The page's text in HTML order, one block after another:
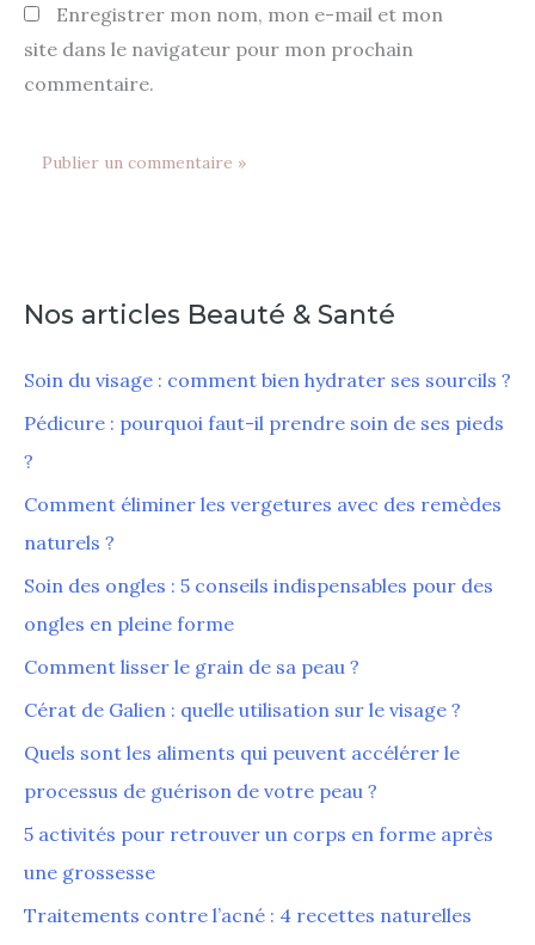
Enregistrer mon nom, mon e-mail et mon
site dans le navigateur pour mon prochain
commentaire.
Nos articles Beauté & Santé
Soin du visage : comment bien hydrater ses sourcils ?
Pédicure : pourquoi faut-il prendre soin de ses pieds
?
Comment éliminer les vergetures avec des remèdes
naturels ?
Soin des ongles : 5 conseils indispensables pour des
ongles en pleine forme
Comment lisser le grain de sa peau ?
Cérat de Galien : quelle utilisation sur le visage ?
Quels sont les aliments qui peuvent accélérer le
processus de guérison de votre peau ?
5 activités pour retrouver un corps en forme après
une grossesse
Traitements contre l’acné : 4 recettes naturelles